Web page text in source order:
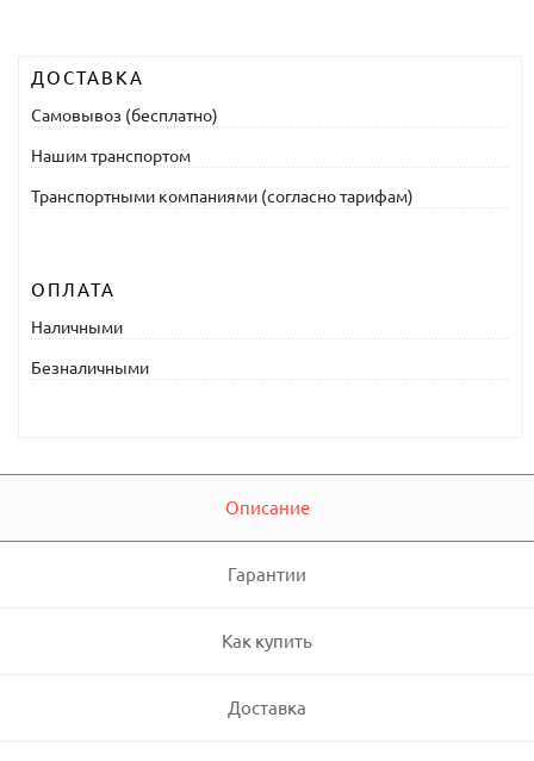
ДОСТАВКА
Самовывоз (бесплатно)
Нашим транспортом
Транспортными компаниями (согласно тарифам)
ОПЛАТА
Наличными
Безналичными
Описание
Гарантии
Как купить
Доставка